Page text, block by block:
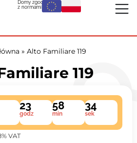
Domy zgodne
z normami UE:
» Alto Familiare 119
119
23
godz
58
min
33
sek
VAT